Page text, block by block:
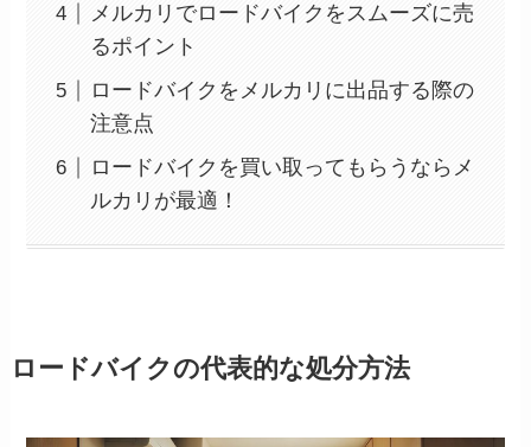
メルカリでロードバイクをスムーズに売
るポイント
ロードバイクをメルカリに出品する際の
注意点
ロードバイクを買い取ってもらうならメ
ルカリが最適！
ロードバイクの代表的な処分方法